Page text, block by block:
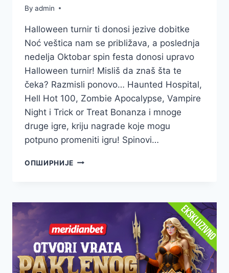
By admin
Halloween turnir ti donosi jezive dobitke
Noć veštica nam se približava, a poslednja
nedelja Oktobar spin festa donosi upravo
Halloween turnir! Misliš da znaš šta te
čeka? Razmisli ponovo… Haunted Hospital,
Hell Hot 100, Zombie Apocalypse, Vampire
Night i Trick or Treat Bonanza i mnoge
druge igre, kriju nagrade koje mogu
potpuno promeniti igru! Spinovi…
ОПШИРНИЈЕ POSLEDNJA
MILIONE
ZAKORAČI
U
NEDELJU
STRAVE!